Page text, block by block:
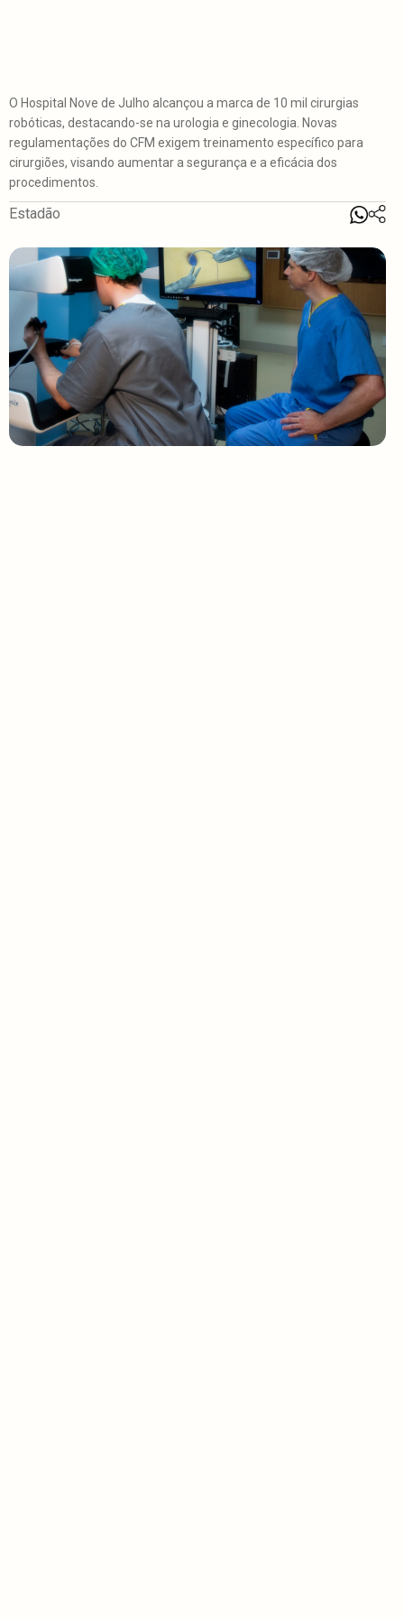
O Hospital Nove de Julho alcançou a marca de 10 mil cirurgias
robóticas, destacando-se na urologia e ginecologia. Novas
regulamentações do CFM exigem treinamento específico para
cirurgiões, visando aumentar a segurança e a eficácia dos
procedimentos.
Estadão